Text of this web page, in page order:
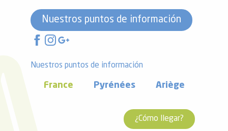
Nuestros puntos de información
Nuestros puntos de información
France Pyrénées Ariège
¿Cómo llegar?